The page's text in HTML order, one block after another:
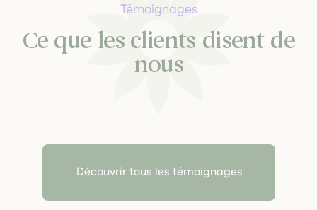
Témoignages
Ce que les clients disent de
nous
Découvrir tous les témoignages